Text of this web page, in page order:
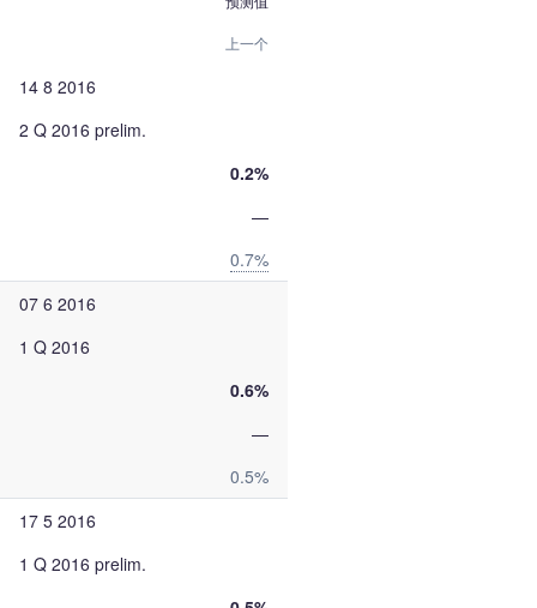
上一个
14 8 2016
2 Q 2016 prelim.
0.2%
—
0.7%
07 6 2016
1 Q 2016
0.6%
—
0.5%
17 5 2016
1 Q 2016 prelim.